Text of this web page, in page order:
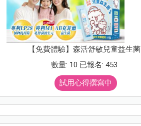
【免費體驗】森活舒敏兒童益生菌
數量: 10 已報名: 453
試用心得撰寫中